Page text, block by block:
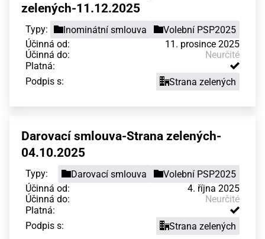
zelených-11.12.2025
Typy: Inominátní smlouva
Volební PSP2025
Účinná od:
11. prosince 2025
Účinná do:
Neurčité
Platná:
Podpis s:
Strana zelených
Darovací smlouva-Strana zelených-
04.10.2025
Typy: Darovací smlouva
Volební PSP2025
Účinná od:
4. října 2025
Účinná do:
Neurčité
Platná:
Podpis s:
Strana zelených